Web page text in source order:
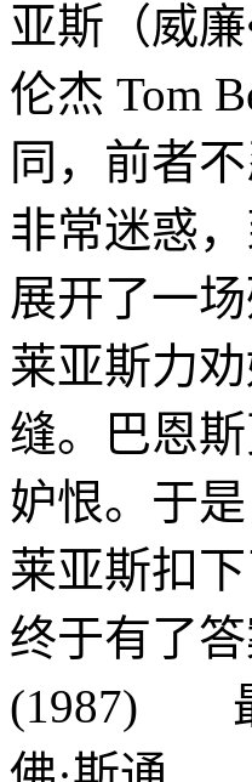
亚斯（威
伦杰 Tom
同，前者
非常迷惑
展开了一
莱亚斯力
缝。巴恩
妒恨。于
莱亚斯扣
终于有了
(1987) 最